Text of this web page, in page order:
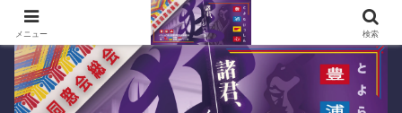
第125回山口県立豊浦高等学校同窓会総会 会報Vol.63
メニュー 検索